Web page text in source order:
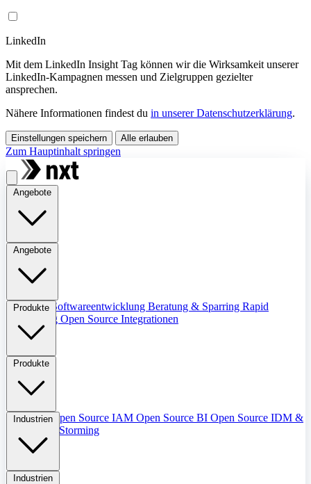
LinkedIn
Mit dem LinkedIn Insight Tag können wir die Wirksamkeit unserer
LinkedIn-Kampagnen messen und Zielgruppen gezielter
ansprechen.
Nähere Informationen findest du in unserer Datenschutzerklärung.
Einstellungen speichern Alle erlauben
Zum Hauptinhalt springen
Angebote
Angebote
Übersicht Softwareentwicklung Beratung & Sparring Rapid
Prototyping Open Source Integrationen
Produkte
Produkte
ÜbersichtOpen Source IAM Open Source BI Open Source IDM &
Event Storming
Industrien
Industrien